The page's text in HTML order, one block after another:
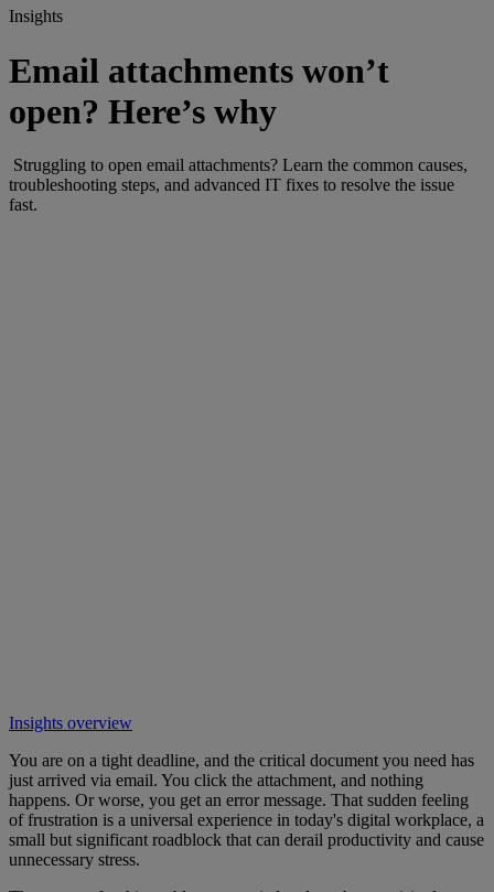
Insights
Email attachments won’t
open? Here’s why
Struggling to open email attachments? Learn the common causes,
troubleshooting steps, and advanced IT fixes to resolve the issue
fast.
Insights overview
You are on a tight deadline, and the critical document you need has
just arrived via email. You click the attachment, and nothing
happens. Or worse, you get an error message. That sudden feeling
of frustration is a universal experience in today's digital workplace, a
small but significant roadblock that can derail productivity and cause
unnecessary stress.